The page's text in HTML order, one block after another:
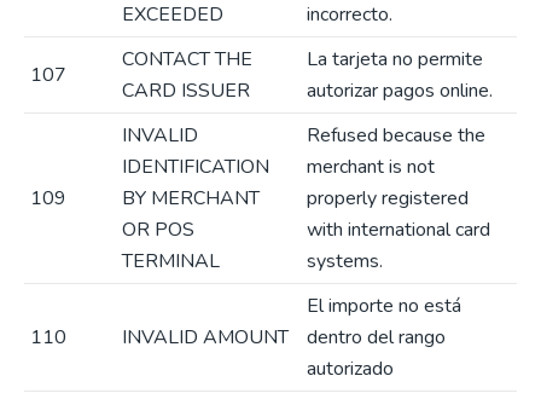
EXCEEDED
incorrecto.
107
CONTACT THE
CARD ISSUER
La tarjeta no permite
autorizar pagos online.
109
INVALID
IDENTIFICATION
BY MERCHANT
OR POS
TERMINAL
Refused because the
merchant is not
properly registered
with international card
systems.
110 INVALID AMOUNT
El importe no está
dentro del rango
autorizado